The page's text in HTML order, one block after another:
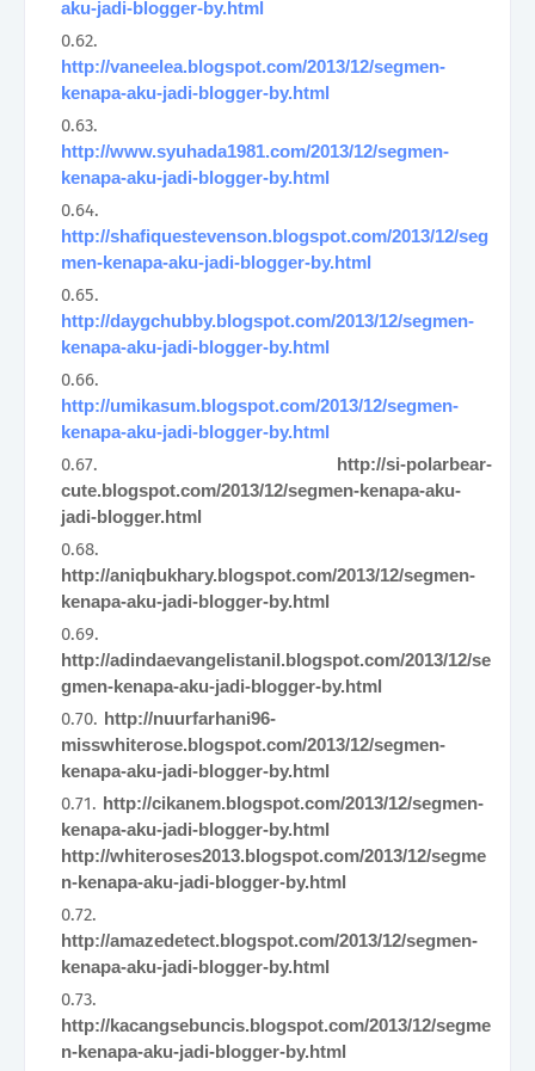
aku-jadi-blogger-by.html
http://vaneelea.blogspot.com/2013/12/segmen-
kenapa-aku-jadi-blogger-by.html
http://www.syuhada1981.com/2013/12/segmen-
kenapa-aku-jadi-blogger-by.html
http://shafiquestevenson.blogspot.com/2013/12/seg
men-kenapa-aku-jadi-blogger-by.html
http://daygchubby.blogspot.com/2013/12/segmen-
kenapa-aku-jadi-blogger-by.html
http://umikasum.blogspot.com/2013/12/segmen-
kenapa-aku-jadi-blogger-by.html
http://si-polarbear-
cute.blogspot.com/2013/12/segmen-kenapa-aku-
jadi-blogger.html
http://aniqbukhary.blogspot.com/2013/12/segmen-
kenapa-aku-jadi-blogger-by.html
http://adindaevangelistanil.blogspot.com/2013/12/se
gmen-kenapa-aku-jadi-blogger-by.html
http://nuurfarhani96-
misswhiterose.blogspot.com/2013/12/segmen-
kenapa-aku-jadi-blogger-by.html
http://cikanem.blogspot.com/2013/12/segmen-
kenapa-aku-jadi-blogger-by.html
http://whiteroses2013.blogspot.com/2013/12/segme
n-kenapa-aku-jadi-blogger-by.html
http://amazedetect.blogspot.com/2013/12/segmen-
kenapa-aku-jadi-blogger-by.html
http://kacangsebuncis.blogspot.com/2013/12/segme
n-kenapa-aku-jadi-blogger-by.html